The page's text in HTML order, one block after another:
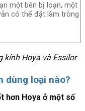
một bên bị loạn, một
có thể đặt làm tròng
kính Hoya và Essilor
dùng loại nào?
hơn Hoya ở một số